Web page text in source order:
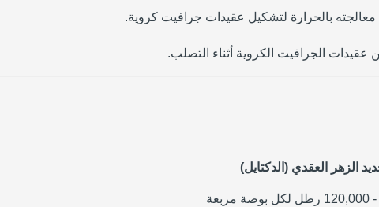
بالحرارة لتشكيل عقيدات جرافيت كروية.
عقيدات الجرافيت الكروية أثناء التصلب.
الزهر العقدي (الدكتايل)